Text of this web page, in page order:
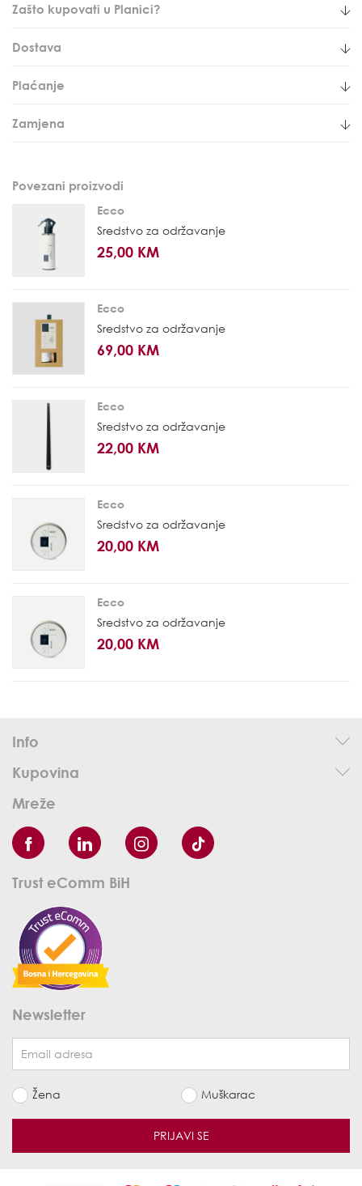
Zašto kupovati u Planici?
Dostava
Plaćanje
Zamjena
Povezani proizvodi
Ecco
Sredstvo za održavanje
25,00 KM
Ecco
Sredstvo za održavanje
69,00 KM
Ecco
Sredstvo za održavanje
22,00 KM
Ecco
Sredstvo za održavanje
20,00 KM
Ecco
Sredstvo za održavanje
20,00 KM
Info
Kupovina
Mreže
Trust eComm BiH
Newsletter
Žena Muškarac
PRIJAVI SE